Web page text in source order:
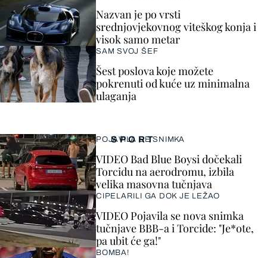
SPORT
POJAVILA SE SNIMKA
VIDEO Bad Blue Boysi dočekali
Torcidu na aerodromu, izbila
velika masovna tučnjava
CIPELARILI GA DOK JE LEŽAO
VIDEO Pojavila se nova snimka
tučnjave BBB-a i Torcide: "Je*ote,
pa ubit će ga!"
BOMBA!
Nazvan je po vrsti
srednjovjekovnog viteškog konja i
visok samo metar
SAM SVOJ ŠEF
Šest poslova koje možete
pokrenuti od kuće uz minimalna
ulaganja